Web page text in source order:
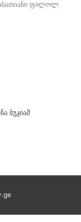
ფილოლ.
ბუკიამ